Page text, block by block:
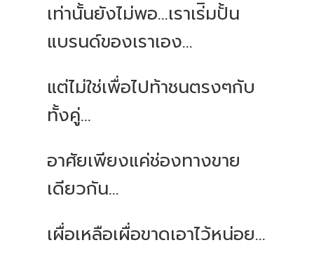
เท่านั้นยังไม่พอ...เราเร่ิมปั้น
แบรนด์ของเราเอง...
แต่ไม่ใช่เพื่อไปท้าชนตรงๆกับ
ทั้งคู่...
อาศัยเพียงแค่ช่องทางขาย
เดียวกัน...
เผื่อเหลือเผื่อขาดเอาไว้หน่อย...